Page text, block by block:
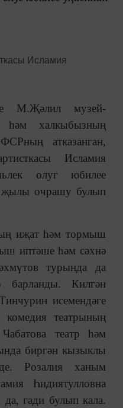
М.Җәлил музей-
һәм халкыбызның
атказанган,
Исламия
олуг юбилее
җылы очрашу булып
иҗат һәм тормыш
иптәше һәм сәхнә
турында да
барланды. Килгән
исемендәге
театрының
театр һәм
биргән кызыклы
Розалия ханым
Һидиятулловна
да, гади булып кала.